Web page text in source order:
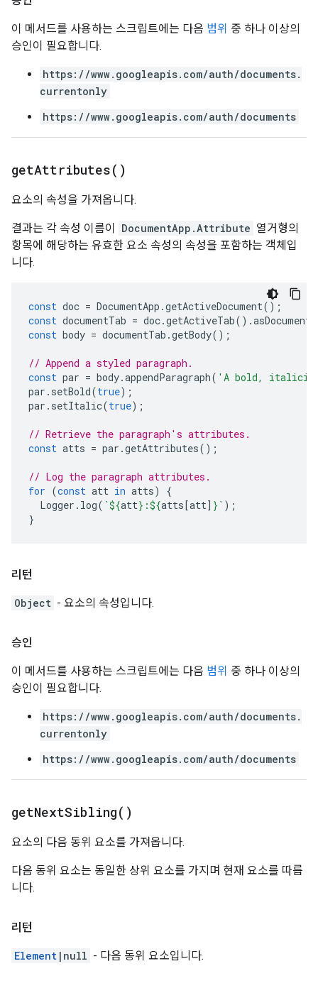
이 메서드를 사용하는 스크립트에는 다음 범위 중 하나 이상의
승인이 필요합니다.
https://www.googleapis.com/auth/documents.
currentonly
https://www.googleapis.com/auth/documents
getAttributes( )
요소의 속성을 가져옵니다.
결과는 각 속성 이름이 DocumentApp.Attribute 열거형의
항목에 해당하는 유효한 요소 속성의 속성을 포함하는 객체입
니다.
const doc = DocumentApp .getActiveDocument();
const documentTab = doc.getActiveTab().
const body = documentTab .getBody();
// Append a styled paragraph.
const par = body.appendParagraph( 'A bold,
par . setBold(true);
par . setItalic(true);
// Retrieve the paragraph's attributes.
const atts = par .getAttributes();
// Log the paragraph attributes.
for (const att in atts)
{
Logger . log( `${att} :${atts[att] } ` );
}
리턴
Object - 요소의 속성입니다.
승인
이 메서드를 사용하는 스크립트에는 다음 범위 중 하나 이상의
승인이 필요합니다.
https://www.googleapis.com/auth/documents.
currentonly
https://www.googleapis.com/auth/documents
getNextSibling( )
요소의 다음 동위 요소를 가져옵니다.
다음 동위 요소는 동일한 상위 요소를 가지며 현재 요소를 따릅
니다.
리턴
Element |null - 다음 동위 요소입니다.